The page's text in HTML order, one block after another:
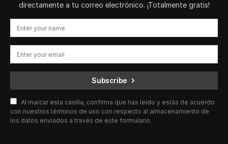
directamente a tu correo electrónico. ¡Totalmente gratis!
Subscribe
Al marcar esta casilla, confirma que has leído y estás de acuerdo
con nuestros términos de uso con respecto al almacenamiento de
los datos enviados a través de este formulario.